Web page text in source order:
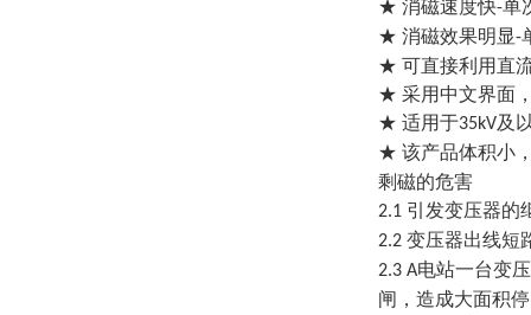
★ 消磁速度快-单
★ 消磁效果明显-
★ 可直接利用直
★ 采用中文界面
★ 适用于35kV及
★ 该产品体积小
剩磁的危害
2.1 引发变压器的
2.2 变压器出线短
2.3 A电站一台变
闸，造成大面积